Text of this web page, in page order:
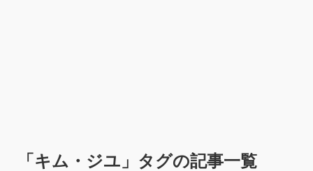
「キム・ジユ 」タグの記事一覧